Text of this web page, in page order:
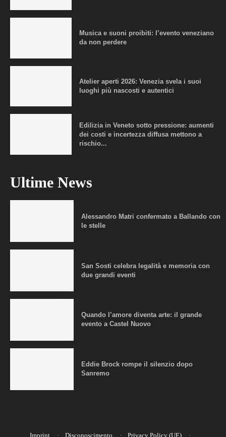
Musica e suoni proibiti: l’evento veneziano
da non perdere
Atelier aperti 2026: Venezia svela i suoi
luoghi più nascosti e autentici
Edilizia in Veneto sotto pressione: aumenti
dei costi e incertezza diffusa mettono a
rischio...
Ultime News
Alessandro Matri confermato a Ballando con
le stelle
San Sosti celebra legalità e memoria con
due grandi eventi
Quando l’amore diventa arte: il grande
evento a Castel Nuovo
Eddie Brock rompe il silenzio dopo
Sanremo
Imprint Disconoscimento Privacy Policy (UE)